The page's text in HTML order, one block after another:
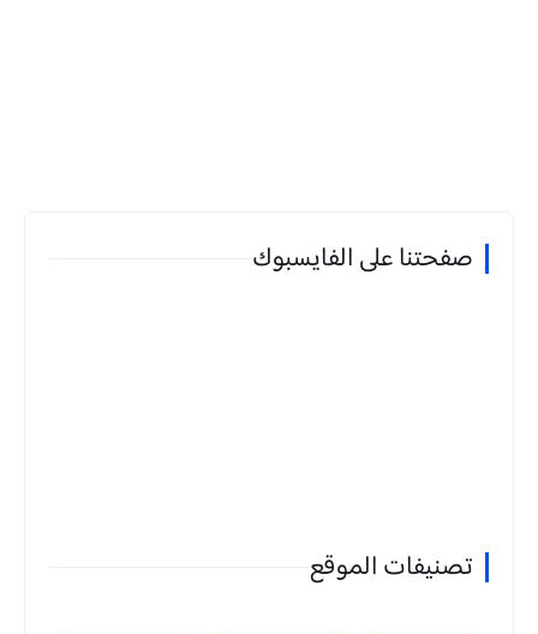
صفحتنا على الفايسبوك
تصنيفات الموقع